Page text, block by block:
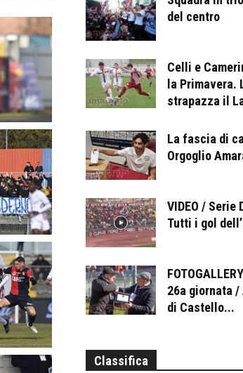
del centro
Celli e
la Primavera.
strapazza il
La fascia di
Orgoglio
VIDEO / Serie
Tutti i gol
26a giornata
di Castello...
Classifica